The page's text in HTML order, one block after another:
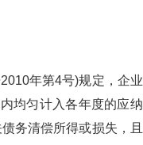
年第4号)规定，企业
均匀计入各年度的应纳
务清偿所得或损失，且